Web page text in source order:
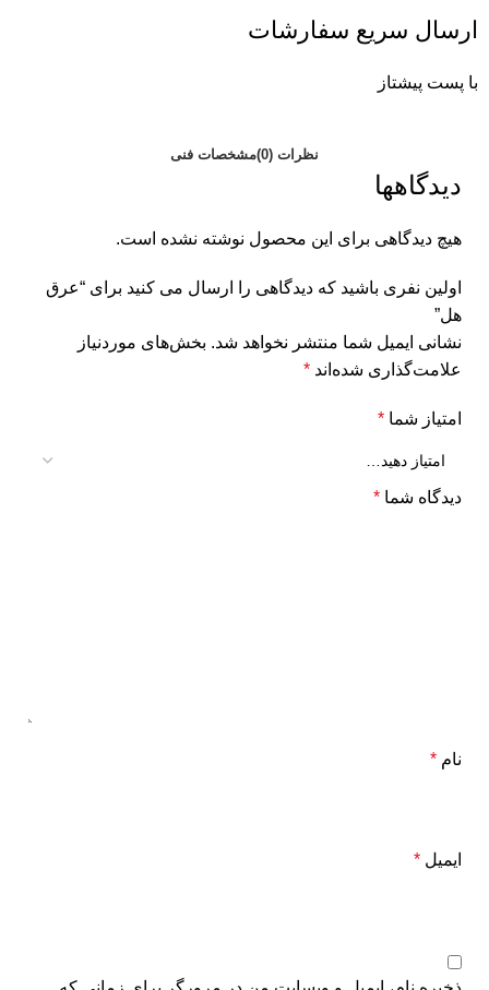
ارسال سریع سفارشات
با پست پیشتاز
نظرات (0) مشخصات فنی
دیدگاهها
هیچ دیدگاهی برای این محصول نوشته نشده است.
اولین نفری باشید که دیدگاهی را ارسال می کنید برای “عرق
هل”
نشانی ایمیل شما منتشر نخواهد شد. بخش‌های موردنیاز
علامت‌گذاری شده‌اند *
امتیاز شما *
دیدگاه شما *
نام *
ایمیل *